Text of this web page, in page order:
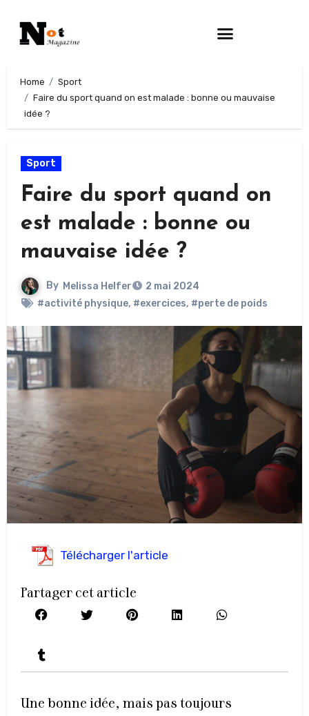
Home
Sport
Faire du sport quand on est malade : bonne ou mauvaise
idée ?
Sport
Faire du sport quand on
est malade : bonne ou
mauvaise idée ?
By Melissa Helfer
2 mai 2024
#activité physique, #exercices, #perte de poids
Télécharger l'article
Partager cet article
Une bonne idée, mais pas toujours